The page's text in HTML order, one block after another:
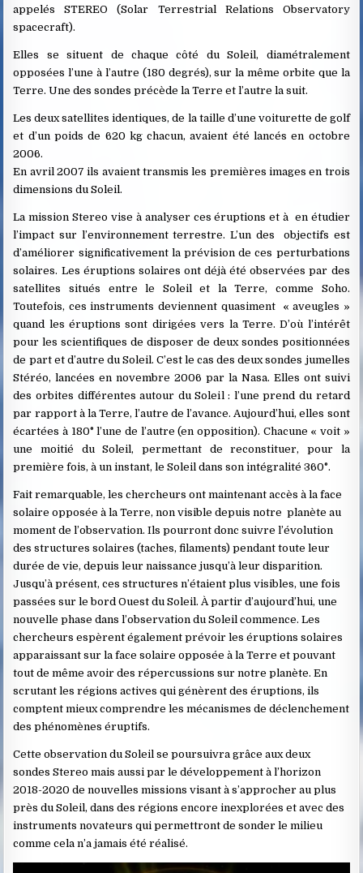
appelés STEREO (Solar Terrestrial Relations Observatory
spacecraft).
Elles se situent de chaque côté du Soleil, diamétralement
opposées l’une à l’autre (180 degrés), sur la même orbite que la
Terre. Une des sondes précède la Terre et l’autre la suit.
Les deux satellites identiques, de la taille d’une voiturette de golf
et d’un poids de 620 kg chacun, avaient été lancés en octobre
2006.
En avril 2007 ils avaient transmis les premières images en trois
dimensions du Soleil.
La mission Stereo vise à analyser ces éruptions et à en étudier
l’impact sur l’environnement terrestre. L’un des objectifs est
d’améliorer significativement la prévision de ces perturbations
solaires. Les éruptions solaires ont déjà été observées par des
satellites situés entre le Soleil et la Terre, comme Soho.
Toutefois, ces instruments deviennent quasiment « aveugles »
quand les éruptions sont dirigées vers la Terre. D’où l’intérêt
pour les scientifiques de disposer de deux sondes positionnées
de part et d’autre du Soleil. C’est le cas des deux sondes jumelles
Stéréo, lancées en novembre 2006 par la Nasa. Elles ont suivi
des orbites différentes autour du Soleil : l’une prend du retard
par rapport à la Terre, l’autre de l’avance. Aujourd’hui, elles sont
écartées à 180° l’une de l’autre (en opposition). Chacune « voit »
une moitié du Soleil, permettant de reconstituer, pour la
première fois, à un instant, le Soleil dans son intégralité 360°.
Fait remarquable, les chercheurs ont maintenant accès à la face
solaire opposée à la Terre, non visible depuis notre planète au
moment de l’observation. Ils pourront donc suivre l’évolution
des structures solaires (taches, filaments) pendant toute leur
durée de vie, depuis leur naissance jusqu’à leur disparition.
Jusqu’à présent, ces structures n’étaient plus visibles, une fois
passées sur le bord Ouest du Soleil. À partir d’aujourd’hui, une
nouvelle phase dans l’observation du Soleil commence. Les
chercheurs espèrent également prévoir les éruptions solaires
apparaissant sur la face solaire opposée à la Terre et pouvant
tout de même avoir des répercussions sur notre planète. En
scrutant les régions actives qui génèrent des éruptions, ils
comptent mieux comprendre les mécanismes de déclenchement
des phénomènes éruptifs.
Cette observation du Soleil se poursuivra grâce aux deux
sondes Stereo mais aussi par le développement à l’horizon
2018-2020 de nouvelles missions visant à s’approcher au plus
près du Soleil, dans des régions encore inexplorées et avec des
instruments novateurs qui permettront de sonder le milieu
comme cela n’a jamais été réalisé.